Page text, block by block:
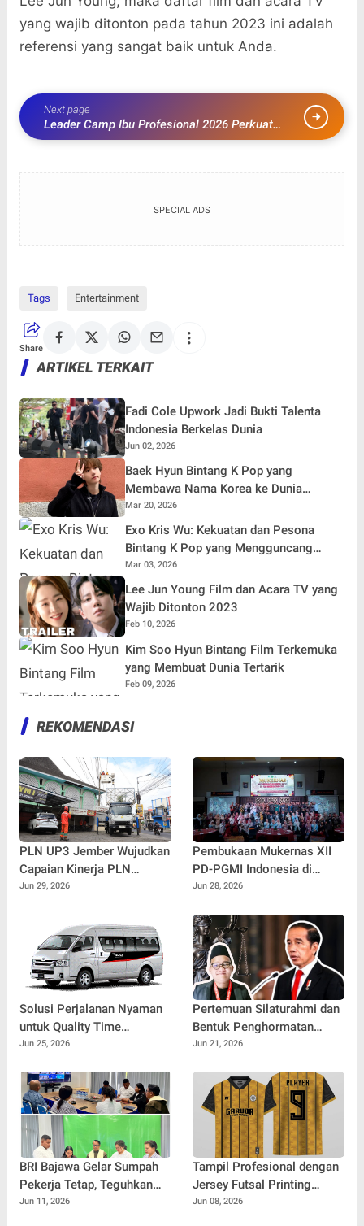
yang wajib ditonton pada tahun 2023 ini adalah
referensi yang sangat baik untuk Anda.
Next page
Leader Camp Ibu Profesional 2026 Perkuat
Kepemimpinan Perempuan Menuju Global
SPECIAL ADS
Tags Entertainment
Share
ARTIKEL TERKAIT
Fadi Cole Upwork Jadi Bukti Talenta
Indonesia Berkelas Dunia
Jun 02, 2026
Baek Hyun Bintang K Pop yang
Membawa Nama Korea ke Dunia
Internasional
Mar 20, 2026
Exo Kris Wu: Kekuatan dan Pesona
Bintang K Pop yang Mengguncang
Dunia
Mar 03, 2026
Lee Jun Young Film dan Acara TV yang
Wajib Ditonton 2023
Feb 10, 2026
Kim Soo Hyun Bintang Film Terkemuka
yang Membuat Dunia Tertarik
Feb 09, 2026
REKOMENDASI
PLN UP3 Jember Wujudkan
Capaian Kinerja PLN
melalui Pemasangan CLD
Jun 29, 2026
Pembukaan Mukernas XII
PD-PGMI Indonesia di
UNISMA, Bahas Agenda
PGMI Nasional
Jun 28, 2026
Solusi Perjalanan Nyaman
untuk Quality Time
Bersama Orang Tersayang
Jun 25, 2026
Pertemuan Silaturahmi dan
Bentuk Penghormatan
Tokoh Bangsa
Jun 21, 2026
BRI Bajawa Gelar Sumpah
Pekerja Tetap, Teguhkan
Budaya Kerja Berintegritas
Jun 11, 2026
Tampil Profesional dengan
Jersey Futsal Printing
Desain Custom
Jun 08, 2026